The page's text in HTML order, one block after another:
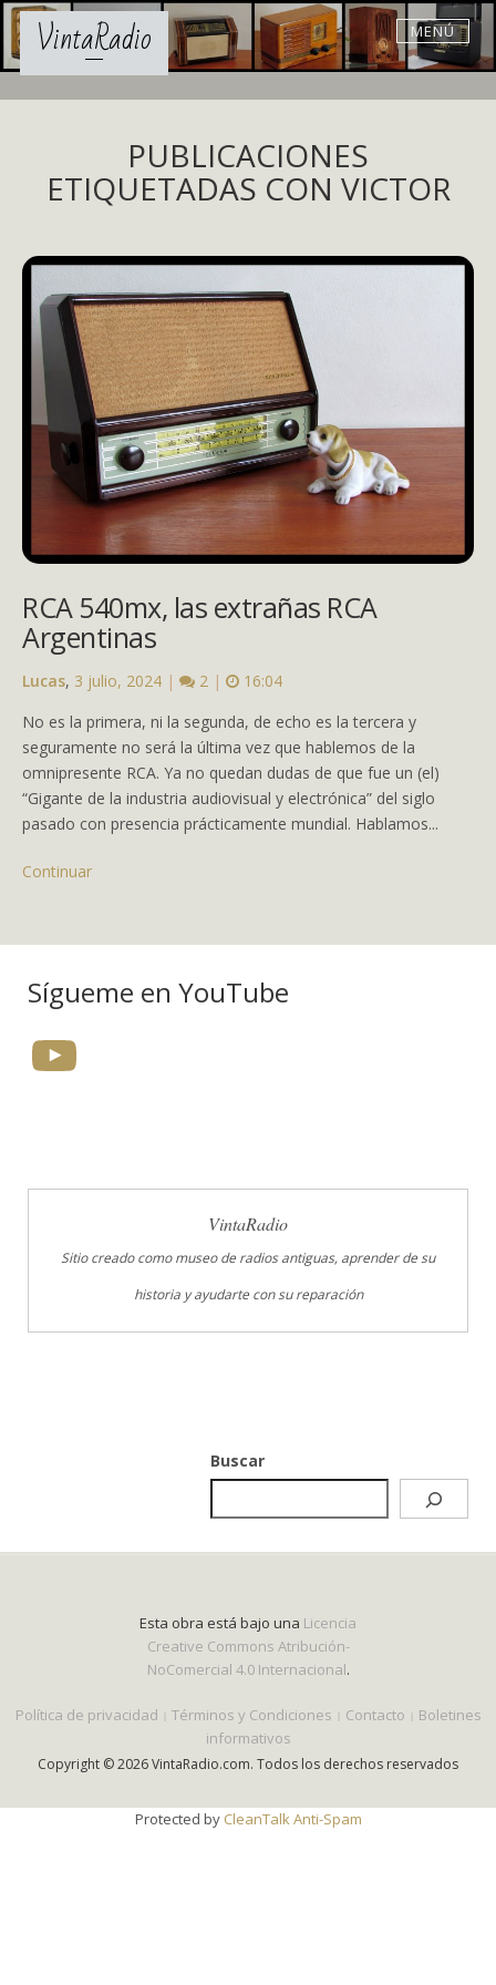
Skip
contentVintaRadio MENÚ
PUBLICACIONES
ETIQUETADAS CON VICTOR
RCA 540mx, las extrañas RCA
Argentinas
Lucas, 3 julio, 2024 | 2 |
16:04
No es la primera, ni la segunda, de echo es la tercera y
seguramente no será la última vez que hablemos de la
omnipresente RCA. Ya no quedan dudas de que fue un (el)
“Gigante de la industria audiovisual y electrónica” del siglo
pasado con presencia prácticamente mundial. Hablamos...
Continuar
Sígueme en YouTube
YouTube
VintaRadio
Sitio creado como museo de radios antiguas, aprender de su
historia y ayudarte con su reparación
Buscar
Esta obra está bajo una Licencia
Creative Commons Atribución-
NoComercial 4.0 Internacional.
Política de privacidad Términos y Condiciones Contacto
Boletines
informativos
Copyright © 2026 VintaRadio.com. Todos los derechos reservados
Protected by CleanTalk Anti-Spam